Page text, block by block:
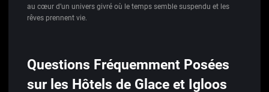
au cœur d’un univers givré où le temps semble suspendu et les
rêves prennent vie.
Questions Fréquemment Posées
sur les Hôtels de Glace et Igloos